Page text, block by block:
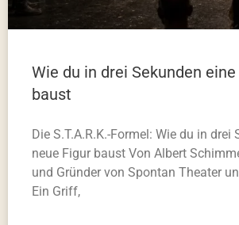
Wie du in drei Sekunden
baust
Die S.T.A.R.K.-Formel: Wie du in drei
neue Figur baust Von Albert
und Gründer von Spontan Theater
Ein Griff,